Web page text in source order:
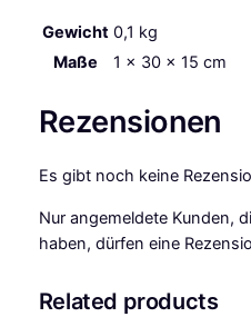
t
e
k
e
i
2
Gewicht 0,1 kg
Maße
1 × 30 × 15 cm
Rezensionen
Es gibt noch keine
Nur angemeldete Kunden,
haben, dürfen eine
Related products